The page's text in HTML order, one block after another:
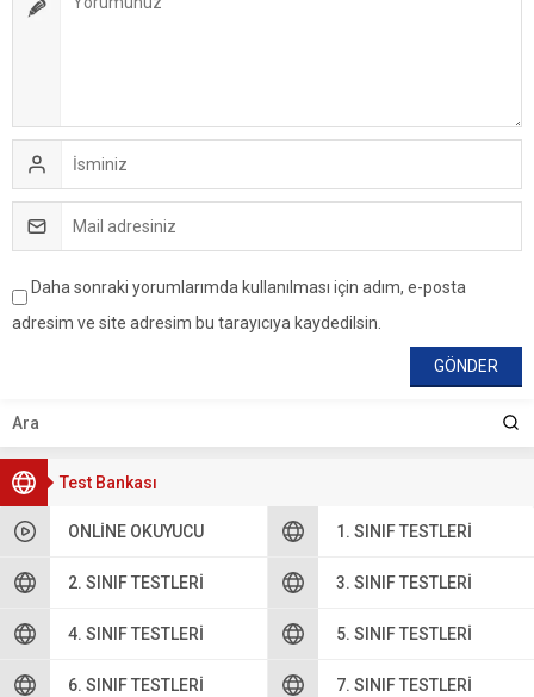
Test Bankası
ONLINE OKUYUCU 1. SINIF TESTLERI
2. SINIF TESTLERI 3. SINIF TESTLERI
4. SINIF TESTLERI 5. SINIF TESTLERI
6. SINIF TESTLERI 7. SINIF TESTLERI
Daha sonraki yorumlarımda kullanılması için adım, e-posta
adresim ve site adresim bu tarayıcıya kaydedilsin.